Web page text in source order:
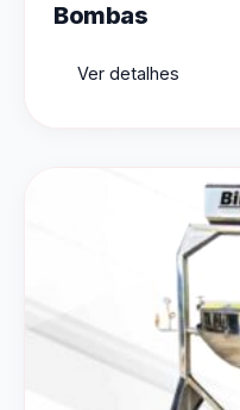
Bombas
Ver detalhes